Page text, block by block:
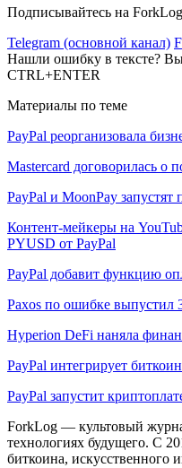
Подписывайтесь на
Telegram (основной канал)
Нашли ошибку в тексте?
CTRL+ENTER
Материалы по теме
PayPal реорганизовала
Mastercard договорилась о
PayPal и MoonPay запустят
Контент-мейкеры на
PYUSD от PayPal
PayPal добавит функцию
Paxos по ошибке выпустил
Hyperion DeFi наняла
PayPal интегрирует
PayPal запустит
ForkLog — культовый
технологиях будущего. С
биткоина, искусственного